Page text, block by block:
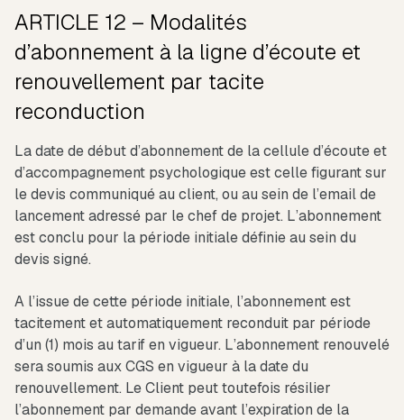
ARTICLE 12 – Modalités
d’abonnement à la ligne d’écoute et
renouvellement par tacite
reconduction
La date de début d’abonnement de la cellule d’écoute et
d’accompagnement psychologique est celle figurant sur
le devis communiqué au client, ou au sein de l’email de
lancement adressé par le chef de projet. L’abonnement
est conclu pour la période initiale définie au sein du
devis signé.
A l’issue de cette période initiale, l’abonnement est
tacitement et automatiquement reconduit par période
d’un (1) mois au tarif en vigueur. L’abonnement renouvelé
sera soumis aux CGS en vigueur à la date du
renouvellement. Le Client peut toutefois résilier
l’abonnement par demande avant l’expiration de la